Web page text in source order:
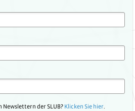
Newslettern der SLUB? Klicken Sie hier.